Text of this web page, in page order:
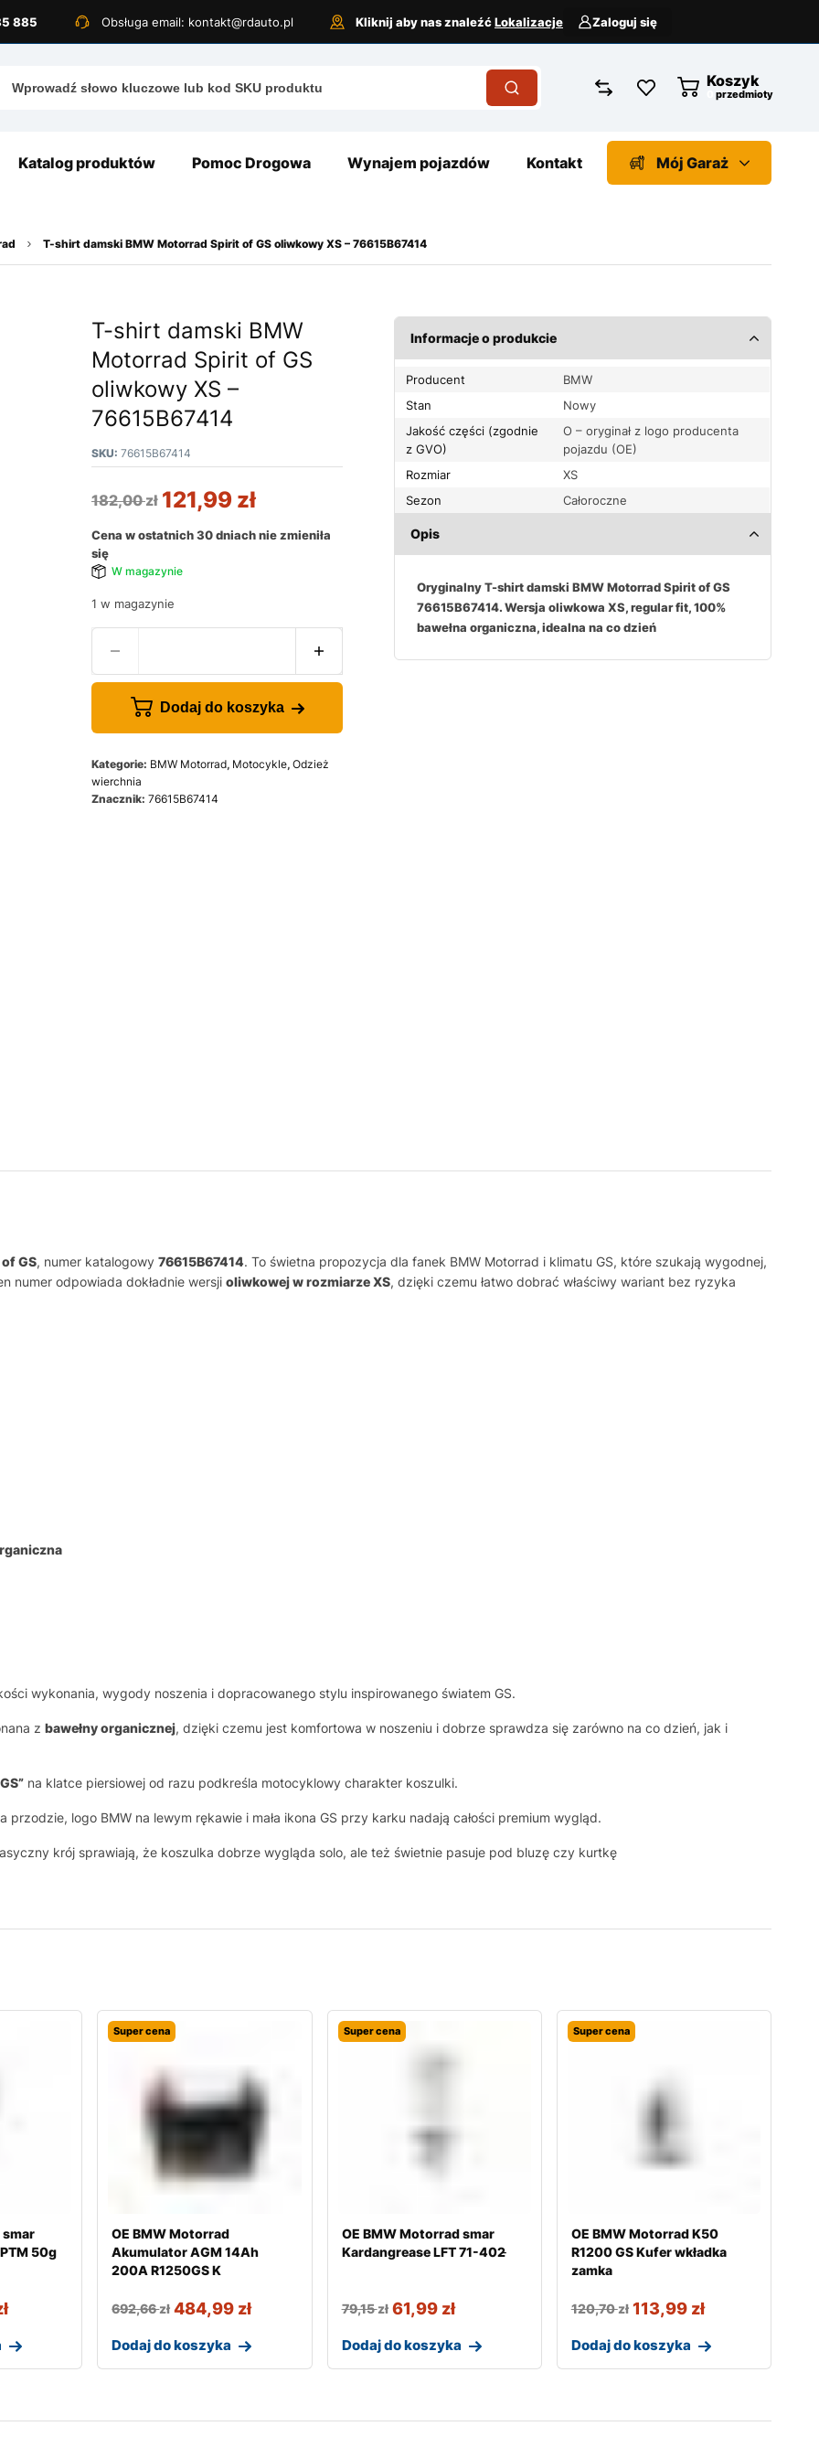
885 Obsługa email: kontakt@rdauto.pl Kliknij aby nas znaleźćLokalizacje Zaloguj się
Koszyk
przedmioty
Katalog produktów Pomoc Drogowa Wynajem pojazdów Kontakt Mój Garaż
T-shirt damski BMW Motorrad Spirit of GS oliwkowy XS – 76615B67414
T-shirt damski BMW
Motorrad Spirit of GS
oliwkowy XS –
76615B67414
SKU: 76615B67414
182,00zł 121,99 zł
Cena w ostatnich 30 dniach nie zmieniła
się
W magazynie
1 w magazynie
Dodaj do koszyka
Kategorie: BMW Motorrad, Motocykle, Odzież
wierchnia
Znacznik: 76615B67414
Informacje o produkcie
Producent
BMW
Stan
Nowy
Jakość części (zgodnie
z GVO)
O – oryginał z logo producenta
pojazdu (OE)
Rozmiar
XS
Sezon
Całoroczne
Opis
Oryginalny T-shirt damski BMW Motorrad Spirit of GS
76615B67414. Wersja oliwkowa XS, regular fit, 100%
bawełna organiczna, idealna na co dzień
GS, numer katalogowy 76615B67414. To świetna propozycja dla fanek BMW Motorrad i klimatu GS, które szukają wygodnej,
numer odpowiada dokładnie wersji oliwkowej w rozmiarze XS, dzięki czemu łatwo dobrać właściwy wariant bez ryzyka
wykonania, wygody noszenia i dopracowanego stylu inspirowanego światem GS.
z bawełny organicznej, dzięki czemu jest komfortowa w noszeniu i dobrze sprawdza się zarówno na co dzień, jak i
na klatce piersiowej od razu podkreśla motocyklowy charakter koszulki.
logo BMW na lewym rękawie i mała ikona GS przy karku nadają całości premium wygląd.
krój sprawiają, że koszulka dobrze wygląda solo, ale też świetnie pasuje pod bluzę czy kurtkę
smar
50g
Super cena
OE BMW Motorrad
Akumulator AGM 14Ah
200A R1250GS K
692,66zł 484,99 zł
Dodaj do koszyka
Super cena
OE BMW Motorrad smar
Kardangrease LFT 71-402 ̵
79,15zł 61,99 zł
Dodaj do koszyka
Super cena
OE BMW Motorrad K50
R1200 GS Kufer wkładka
zamka
120,70zł 113,99 zł
Dodaj do koszyka